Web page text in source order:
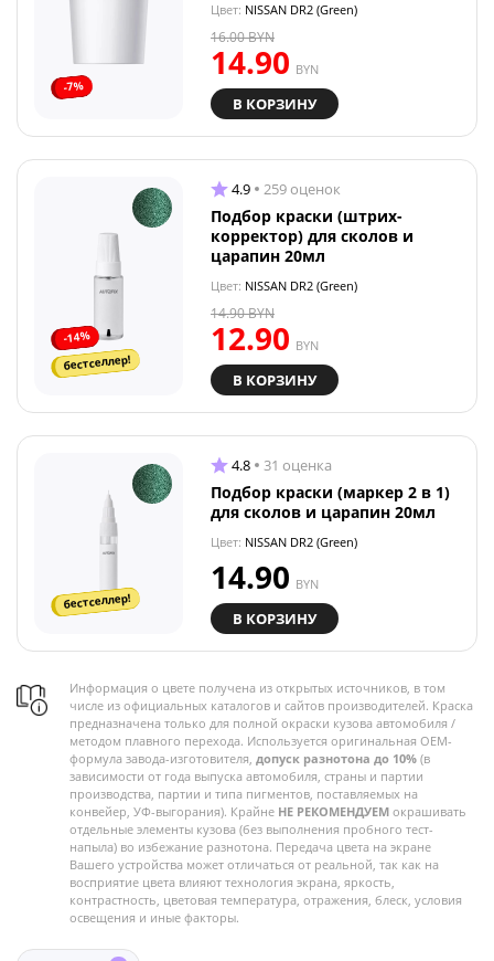
-7%
Цвет: NISSAN DR2 (Green)
14.90 BYN
16.00BYN
В КОРЗИНУ
-14%
бестселлер!
4.9 259 оценок
Подбор краски (штрих-
корректор) для сколов и
царапин 20мл
Цвет: NISSAN DR2 (Green)
12.90 BYN
14.90BYN
В КОРЗИНУ
бестселлер!
4.8 31 оценка
Подбор краски (маркер 2 в 1)
для сколов и царапин 20мл
Цвет: NISSAN DR2 (Green)
14.90 BYN
В КОРЗИНУ
Информация о цвете получена из открытых источников, в том
числе из официальных каталогов и сайтов производителей. Краска
предназначена только для полной окраски кузова автомобиля /
методом плавного перехода. Используется оригинальная OEM-
формула завода-изготовителя, допуск разнотона до 10% (в
зависимости от года выпуска автомобиля, страны и партии
производства, партии и типа пигментов, поставляемых на
конвейер, УФ-выгорания). Крайне НЕ РЕКОМЕНДУЕМ окрашивать
отдельные элементы кузова (без выполнения пробного тест-
напыла) во избежание разнотона. Передача цвета на экране
Вашего устройства может отличаться от реальной, так как на
восприятие цвета влияют технология экрана, яркость,
контрастность, цветовая температура, отражения, блеск, условия
освещения и иные факторы.